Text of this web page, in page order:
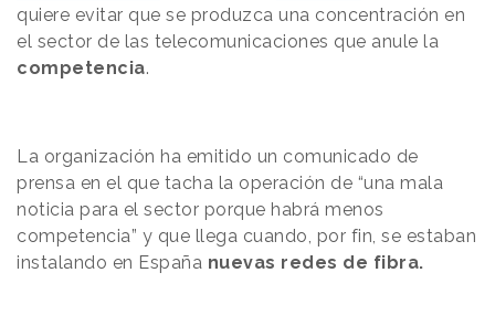
quiere evitar que se produzca una concentración en
el sector de las telecomunicaciones que anule la
competencia.
La organización ha emitido un comunicado de
prensa en el que tacha la operación de “una mala
noticia para el sector porque habrá menos
competencia” y que llega cuando, por fin, se estaban
instalando en España nuevas redes de fibra.